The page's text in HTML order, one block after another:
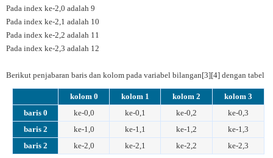
Pada index ke-2,0 adalah 9
Pada index ke-2,1 adalah 10
Pada index ke-2,2 adalah 11
Pada index ke-2,3 adalah 12
Berikut penjabaran baris dan kolom pada variabel bilangan[3][4] dengan tabel
kolom 0 kolom 1 kolom 2
kolom 3
baris 0
ke-0,0 ke-0,1 ke-0,2
ke-0,3
baris 2
ke-1,0 ke-1,1 ke-1,2
ke-1,3
baris 2
ke-2,0 ke-2,1 ke-2,2 ke-2,3